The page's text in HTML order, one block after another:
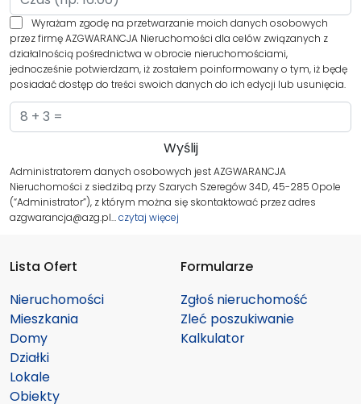
Wyrażam zgodę na przetwarzanie moich danych osobowych
przez firmę AZGWARANCJA Nieruchomości dla celów związanych z
działalnością pośrednictwa w obrocie nieruchomościami,
jednocześnie potwierdzam, iż zostałem poinformowany o tym, iż będę
posiadać dostęp do treści swoich danych do ich edycji lub usunięcia.
Administratorem danych osobowych jest AZGWARANCJA
Nieruchomości z siedzibą przy Szarych Szeregów 34D, 45-285 Opole
(“Administrator”), z którym można się skontaktować przez adres
azgwarancja@azg.pl…czytaj więcej
Lista Ofert
Nieruchomości
Mieszkania
Domy
Działki
Lokale
Obiekty
Formularze
Zgłoś nieruchomość
Zleć poszukiwanie
Kalkulator